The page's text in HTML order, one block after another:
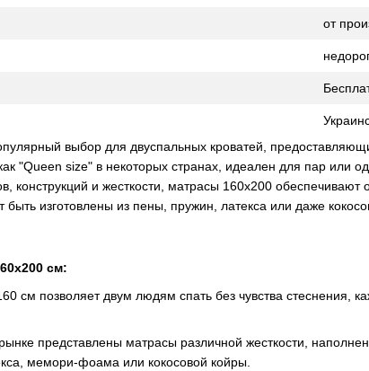
от
выбор для двуспальных кроватей,
"Queen size" в некоторых странах, идеален для пар или
конструкций и жесткости, матрасы 160x200
быть изготовлены из пены, пружин, латекса или даже
см:
см позволяет двум людям спать без чувства стеснения,
представлены матрасы различной жесткости,
мемори-фоама или кокосовой койры.